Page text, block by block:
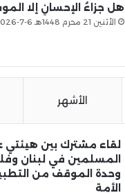
هل جزاءُ الإحسانِ إلا
الأثنين 21 محرم 1448هـ 6-7-2026م
الأشهر
لقاء مشترك بين هيئتي
المسلمين في لبنان
وحدة الموقف من
الأمة